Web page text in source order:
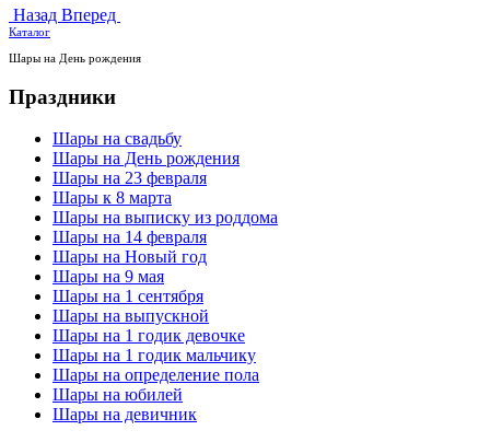
Назад Вперед
Каталог
Шары на День рождения
Праздники
Шары на свадьбу
Шары на День рождения
Шары на 23 февраля
Шары к 8 марта
Шары на выписку из роддома
Шары на 14 февраля
Шары на Новый год
Шары на 9 мая
Шары на 1 сентября
Шары на выпускной
Шары на 1 годик девочке
Шары на 1 годик мальчику
Шары на определение пола
Шары на юбилей
Шары на девичник